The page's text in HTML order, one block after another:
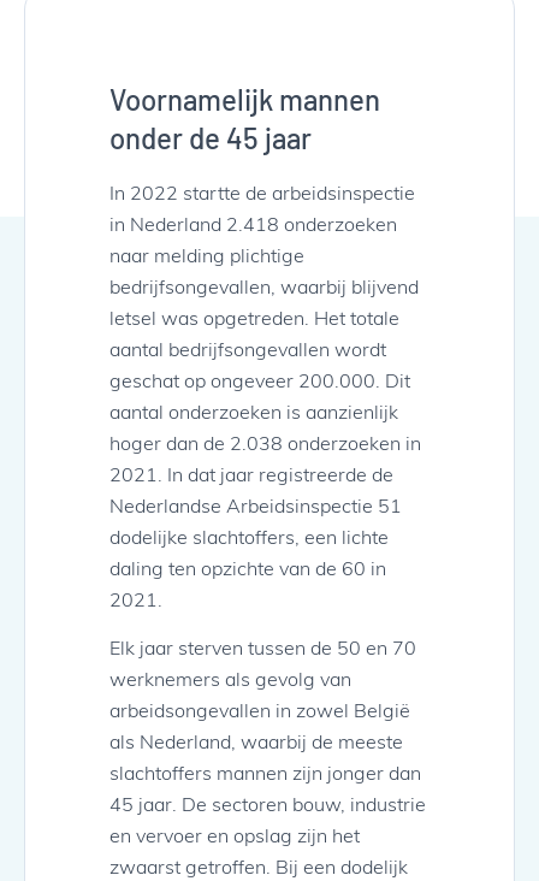
Voornamelijk mannen
onder de 45 jaar
In 2022 startte de arbeidsinspectie
in Nederland 2.418 onderzoeken
naar melding plichtige
bedrijfsongevallen, waarbij blijvend
letsel was opgetreden. Het totale
aantal bedrijfsongevallen wordt
geschat op ongeveer 200.000. Dit
aantal onderzoeken is aanzienlijk
hoger dan de 2.038 onderzoeken in
2021. In dat jaar registreerde de
Nederlandse Arbeidsinspectie 51
dodelijke slachtoffers, een lichte
daling ten opzichte van de 60 in
2021.
Elk jaar sterven tussen de 50 en 70
werknemers als gevolg van
arbeidsongevallen in zowel België
als Nederland, waarbij de meeste
slachtoffers mannen zijn jonger dan
45 jaar. De sectoren bouw, industrie
en vervoer en opslag zijn het
zwaarst getroffen. Bij een dodelijk